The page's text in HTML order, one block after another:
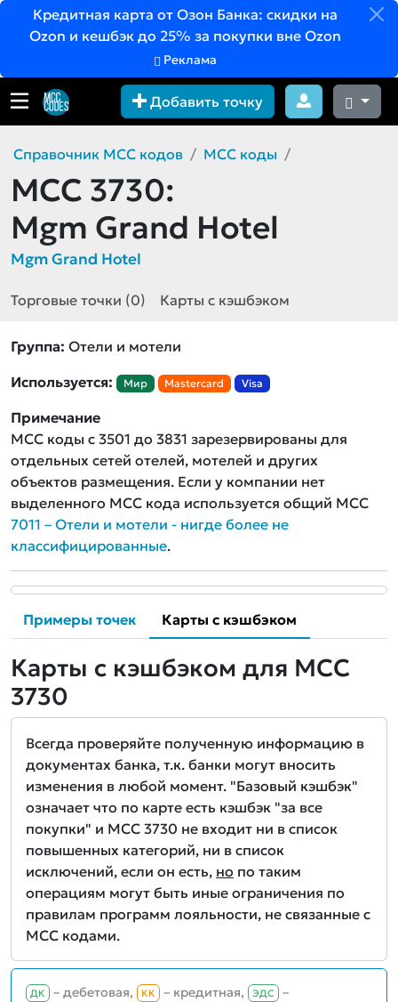
Кредитная карта от Озон Банка: скидки на
Ozon и кешбэк до 25% за покупки вне Ozon
Реклама
Добавить точку
Справочник MCC кодов MCC коды
MCC 3730:
Mgm Grand Hotel
Mgm Grand Hotel
Торговые точки (0) Карты с кэшбэком
Группа: Отели и мотели
Используется:
Мир Mastercard Visa
Примечание
MCC коды с 3501 до 3831 зарезервированы для
отдельных сетей отелей, мотелей и других
объектов размещения. Если у компании нет
выделенного MCC кода используется общий MCC
7011 – Отели и мотели - нигде более не
классифицированные.
Примеры точек Карты с кэшбэком
Карты с кэшбэком для MCC
3730
Всегда проверяйте полученную информацию в
документах банка, т.к. банки могут вносить
изменения в любой момент. "Базовый кэшбэк"
означает что по карте есть кэшбэк "за все
покупки" и MCC 3730 не входит ни в список
повышенных категорий, ни в список
исключений, если он есть, но по таким
операциям могут быть иные ограничения по
правилам программ лояльности, не связанные с
MCC кодами.
ДК – дебетовая, КК – кредитная, ЭДС
–